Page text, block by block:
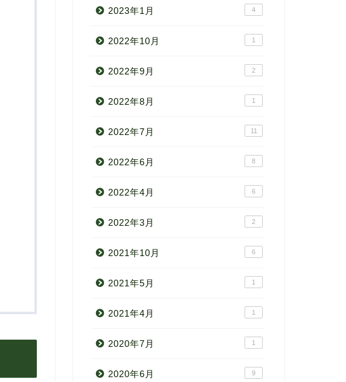
2023年1月 4
2022年10月 1
2022年9月 2
2022年8月 1
2022年7月 11
2022年6月 8
2022年4月 6
2022年3月 2
2021年10月 6
2021年5月 1
2021年4月 1
2020年7月 1
2020年6月 9